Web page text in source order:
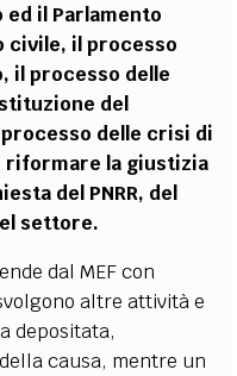
il Parlamento
civile, il processo
il processo delle
del
delle crisi di
riformare la giustizia
del PNRR, del
settore.
dal MEF con
altre attività e
depositata,
causa, mentre un